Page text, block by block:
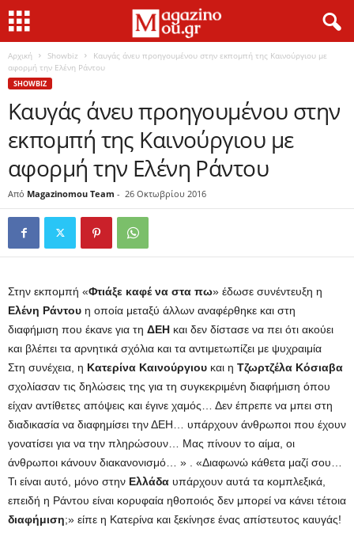
Αρχική Showbiz
Καυγάς άνευ προηγουμένου στην εκπομπή της Καινούργιου με
αφορμή την Ελένη Ράντου
SHOWBIZ
Καυγάς άνευ προηγουμένου στην
εκπομπή της Καινούργιου με
αφορμή την Ελένη Ράντου
Από Magazinomou Team - 26 Οκτωβρίου 2016
Στην εκπομπή «Φτιάξε καφέ να στα πω» έδωσε συνέντευξη η
Ελένη Ράντου η οποία μεταξύ άλλων αναφέρθηκε και στη
διαφήμιση που έκανε για τη ΔΕΗ και δεν δίστασε να πει ότι ακούει
και βλέπει τα αρνητικά σχόλια και τα αντιμετωπίζει με ψυχραιμία
Στη συνέχεια, η Κατερίνα Καινούργιου και η Τζωρτζέλα Κόσιαβα
σχολίασαν τις δηλώσεις της για τη συγκεκριμένη διαφήμιση όπου
είχαν αντίθετες απόψεις και έγινε χαμός… Δεν έπρεπε να μπει στη
διαδικασία να διαφημίσει την ΔΕΗ… υπάρχουν άνθρωποι που έχουν
γονατίσει για να την πληρώσουν… Μας πίνουν το αίμα, οι
άνθρωποι κάνουν διακανονισμό… » . «Διαφωνώ κάθετα μαζί σου…
Τι είναι αυτό, μόνο στην Ελλάδα υπάρχουν αυτά τα κομπλεξικά,
επειδή η Ράντου είναι κορυφαία ηθοποιός δεν μπορεί να κάνει τέτοια
διαφήμιση;» είπε η Κατερίνα και ξεκίνησε ένας απίστευτος καυγάς!